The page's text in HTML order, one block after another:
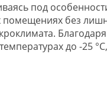
под
без
до -25